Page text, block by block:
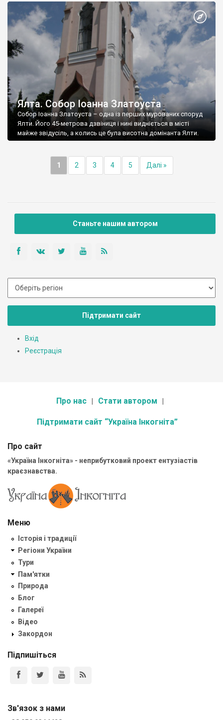
Ялта. Собор Іоанна Златоуста
Собор Іоанна Златоуста – одна із перших мурованих споруд
Ялти. Його 45-метрова дзвіниця і нині видніється в місті
майже звідусіль, а колись це була висотна домінанта Ялти.
1 2 3 4 5 Далі »
Станьте нашим автором
Підтримати сайт
Вхід
Реєстрація
Про нас Стати автором
Підтримати сайт “Україна Інкогніта”
Про сайт
«Україна Інкогніта» - неприбутковий проект ентузіастів
краєзнавства.
Меню
Історія і традиції
Регіони України
Тури
Пам'ятки
Природа
Блог
Галереї
Відео
Закордон
Підпишіться
Зв'язок з нами